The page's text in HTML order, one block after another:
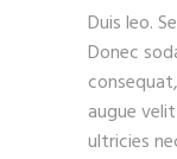
Duis leo.
Donec
augue
ultricies